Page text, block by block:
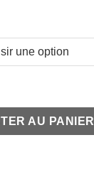
AU PANIER